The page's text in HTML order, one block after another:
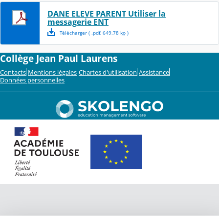
DANE ELEVE PARENT Utiliser la
messagerie ENT
Télécharger( .pdf, 649.78 ko)
Collège Jean Paul Laurens
Contacts Mentions légales Chartes d'utilisation Assistance
Données personnelles